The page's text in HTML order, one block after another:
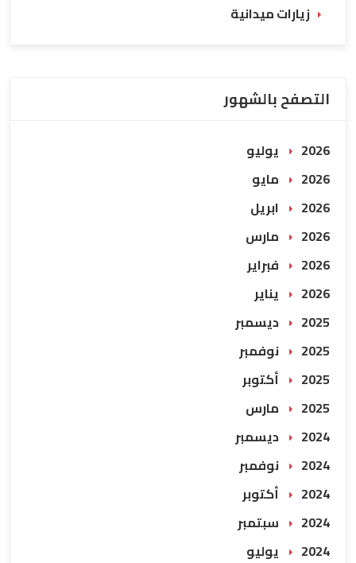
زيارات ميدانية
التصفح بالشهور
2026 يوليو
2026 مايو
2026 ابريل
2026 مارس
2026 فبراير
2026 يناير
2025 ديسمبر
2025 نوفمبر
2025 أكتوبر
2025 مارس
2024 ديسمبر
2024 نوفمبر
2024 أكتوبر
2024 سبتمبر
2024 يوليو